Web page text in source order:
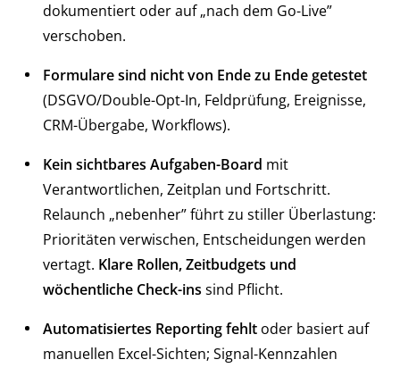
dokumentiert oder auf „nach dem Go-Live”
verschoben.
Formulare sind nicht von Ende zu Ende getestet
(DSGVO/Double-Opt-In, Feldprüfung, Ereignisse,
CRM-Übergabe, Workflows).
Kein sichtbares Aufgaben-Board mit
Verantwortlichen, Zeitplan und Fortschritt.
Relaunch „nebenher” führt zu stiller Überlastung:
Prioritäten verwischen, Entscheidungen werden
vertagt. Klare Rollen, Zeitbudgets und
wöchentliche Check-ins sind Pflicht.
Automatisiertes Reporting fehlt oder basiert auf
manuellen Excel-Sichten; Signal-Kennzahlen